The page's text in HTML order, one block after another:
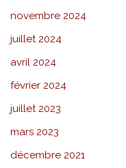
novembre 2024
juillet 2024
avril 2024
février 2024
juillet 2023
mars 2023
décembre 2021